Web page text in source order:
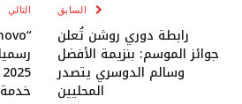
السابق
رابطة دوري روشن تُعلن
جوائز الموسم: بنزيمة الأفضل
وسالم الدوسري يتصدر
المحليين
التالي